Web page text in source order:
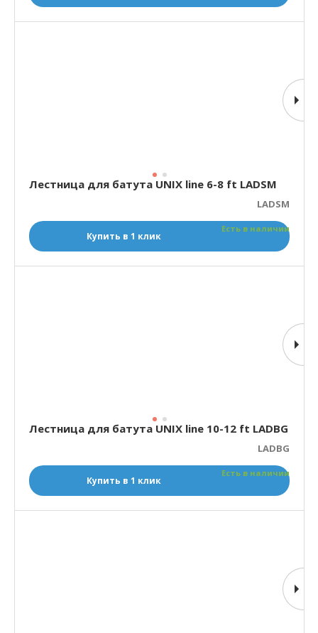
Лестница для батута UNIX line 6-8 ft LADSM
LADSM
Есть в наличии
Купить в 1 клик
Лестница для батута UNIX line 10-12 ft LADBG
LADBG
Есть в наличии
Купить в 1 клик